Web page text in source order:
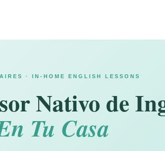
· IN-HOME ENGLISH LESSONS
Nativo de
Tu Casa